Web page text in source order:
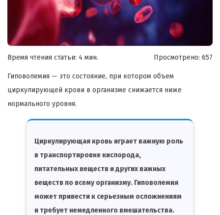
Время чтения статьи: 4 мин. Просмотрено: 657
Гиповолемия — это состояние, при котором объем
циркулирующей крови в организме снижается ниже
нормального уровня.
Циркулирующая кровь играет важную роль
в транспортировке кислорода,
питательных веществ и других важных
веществ по всему организму. Гиповолемия
может привести к серьезным осложнениям
и требует немедленного вмешательства.